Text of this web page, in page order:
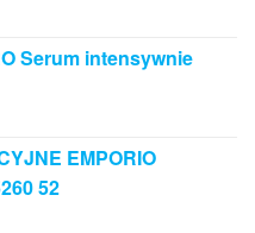
Serum intensywnie
EMPORIO
52